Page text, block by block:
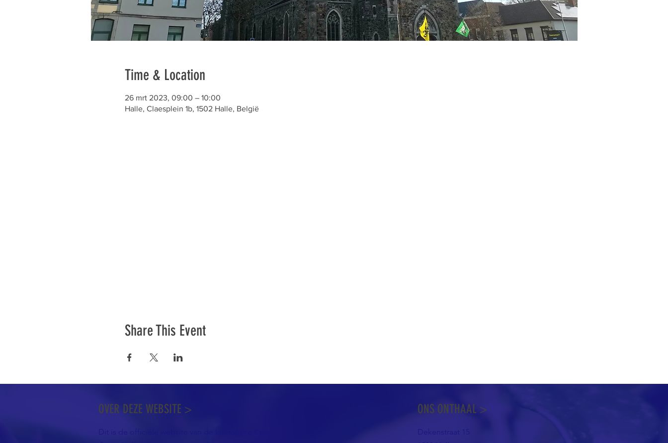
Time & Location
26 mrt 2023, 09:00 – 10:00
Halle, Claesplein 1b, 1502 Halle, België
Share This Event
OVER DEZE WEBSITE > ONS ONTHAAL >